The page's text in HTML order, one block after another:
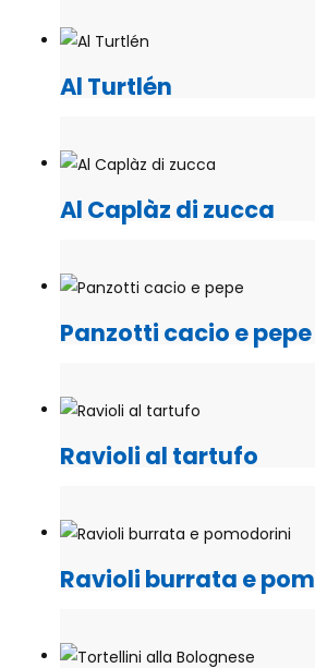
Al Turtlén
Al Caplàz di zucca
Panzotti cacio e pepe
Ravioli al tartufo
Ravioli burrata e